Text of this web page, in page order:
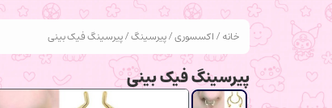
خانه/اکسسوری/پیرسینگ/ پیرسینگ فیک بینی
پیرسینگ فیک بینی